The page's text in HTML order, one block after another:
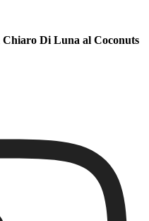
Chiaro Di Luna al Coconuts